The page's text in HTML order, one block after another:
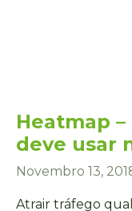
Heatmap
deve usar
Novembro 13,
Atrair tráfego